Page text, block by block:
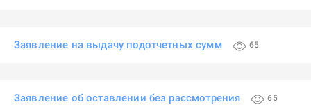
Заявление на выдачу подотчетных сумм 65
Заявление об оставлении без рассмотрения 65